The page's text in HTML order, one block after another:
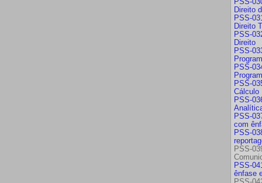
PSS-
Direito
PSS-
Direito
PSS-
Direito
PSS-
PSS-
PSS-
Cálculo
PSS-
PSS-
com
PSS-
PSS-
PSS-
ênfase